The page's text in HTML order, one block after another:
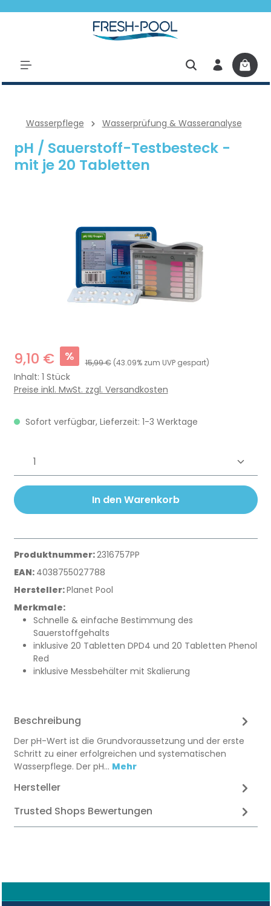
Wasserpflege Wasserprüfung & Wasseranalyse
pH / Sauerstoff-Testbesteck -
mit je 20 Tabletten
9,10 € % 15,99 € (43.09% zum UVP gespart)
Inhalt: 1 Stück
Preise inkl. MwSt. zzgl. Versandkosten
Sofort verfügbar, Lieferzeit: 1-3 Werktage
Produkt Anzahl: Gib den
In den Warenkorb
Produktnummer:2316757PP
EAN: 4038755027788
Hersteller:Planet Pool
Merkmale:
Schnelle & einfache Bestimmung des
Sauerstoffgehalts
inklusive 20 Tabletten DPD4 und 20 Tabletten Phenol
Red
inklusive Messbehälter mit Skalierung
Beschreibung
Der pH-Wert ist die Grundvoraussetzung und der erste
Schritt zu einer erfolgreichen und systematischen
Wasserpflege. Der pH… Mehr
Hersteller
Trusted Shops Bewertungen